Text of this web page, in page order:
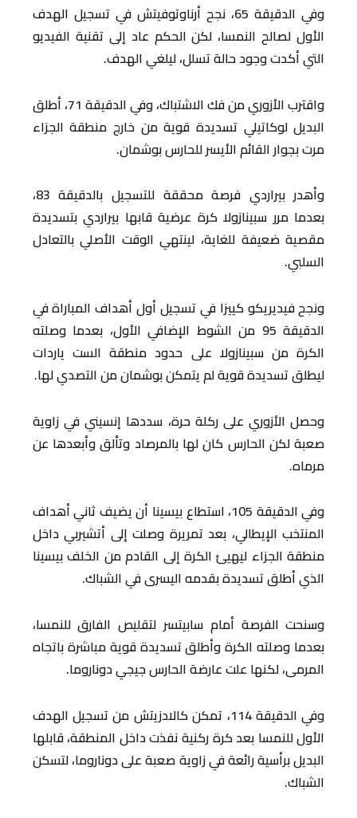
وفي الدقيقة 65، نجح أرناوتوفيتش في تسجيل الهدف
الأول لصالح النمسا، لكن الحكم عاد إلى تقنية الفيديو
التي أكدت وجود حالة تسلل، ليلغي الهدف.
واقترب الأزوري من فك الاشتباك، وفي الدقيقة 71، أطلق
البديل لوكاتيلي تسديدة قوية من خارج منطقة الجزاء
مرت بجوار القائم الأيسر للحارس بوشمان.
وأهدر بيراردي فرصة محققة للتسجيل بالدقيقة 83،
بعدما مرر سبينازولا كرة عرضية قابها بيراردي بتسديدة
مقصية ضعيفة للغاية، لينتهي الوقت الأصلي بالتعادل
السلبي.
ونجح فيديريكو كييزا في تسجيل أول أهداف المباراة في
الدقيقة 95 من الشوط الإضافي الأول، بعدما وصلته
الكرة من سبينازولا على حدود منطقة الست ياردات
ليطلق تسديدة قوية لم يتمكن بوشمان من التصدي لها.
وحصل الأزوري على ركلة حرة، سددها إنسيني في زاوية
صعبة لكن الحارس كان لها بالمرصاد وتألق وأبعدها عن
مرماه.
وفي الدقيقة 105، استطاع بيسينا أن يضيف ثاني أهداف
المنتخب الإيطالي، بعد تمريرة وصلت إلى أتشيربي داخل
منطقة الجزاء ليهيئ الكرة إلى القادم من الخلف بيسينا
الذي أطلق تسديدة بقدمه اليسرى في الشباك.
وسنحت الفرصة أمام سابيتسر لتقليص الفارق للنمسا،
بعدما وصلته الكرة وأطلق تسديدة قوية مباشرة باتجاه
المرمى، لكنها علت عارضة الحارس جيجي دوناروما.
وفي الدقيقة 114، تمكن كالادزيتش من تسجيل الهدف
الأول للنمسا بعد كرة ركنية نفذت داخل المنطقة، قابلها
البديل برأسية رائعة في زاوية صعبة على دوناروما، لتسكن
الشباك.